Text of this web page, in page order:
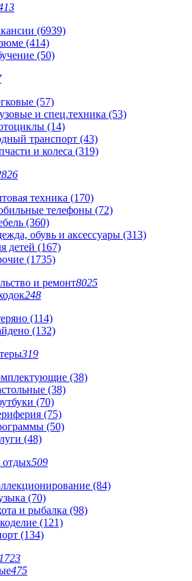
(6939)
(414)
(50)
(57)
и спец.техника (53)
(14)
транспорт (43)
и колеса (319)
техника (170)
телефоны (72)
(360)
обувь и аксессуары (313)
детей (167)
(1735)
и ремонт8025
248
(114)
(132)
319
(38)
(38)
(70)
(75)
(50)
(48)
отдых509
(84)
(70)
и рыбалка (98)
(121)
(134)
475